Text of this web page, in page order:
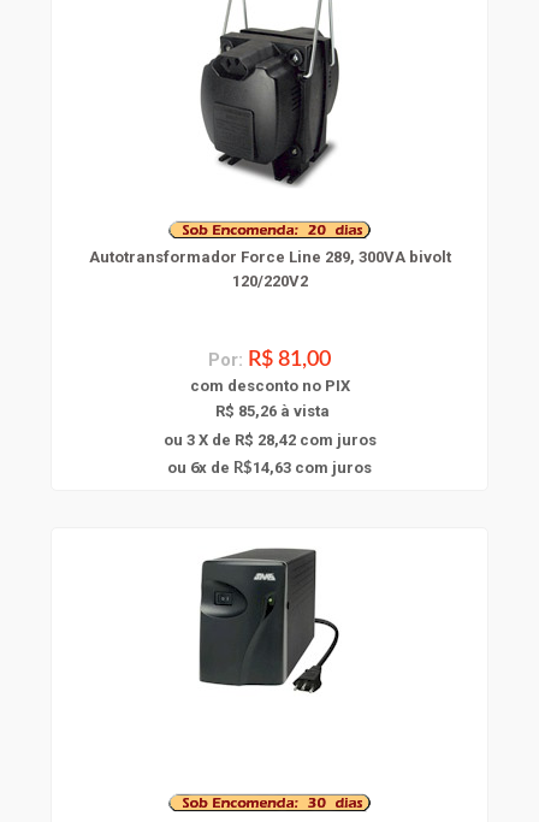
Autotransformador Force Line 289, 300VA bivolt
120/220V2
Por: R$ 81,00
com desconto no PIX
R$ 85,26 à vista
ou 3 X de R$ 28,42com juros
ou 6x de R$14,63 com juros